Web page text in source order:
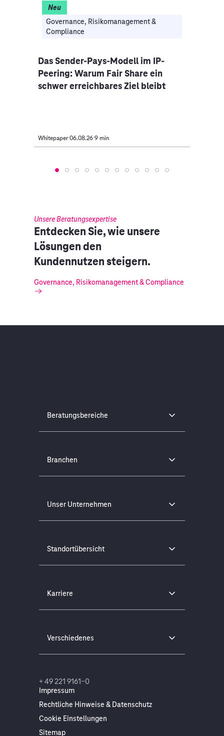
Governance, Risikomanagement &
Compliance
Neu
Das Sender-Pays-Modell im IP-
Peering: Warum Fair Share ein
schwer erreichbares Ziel bleibt
Whitepaper 06.08.26 9 min
Unsere Beratungsexpertise
Entdecken Sie, wie unsere
Lösungen den
Kundennutzen steigern.
Governance, Risikomanagement & Compliance
Beratungsbereiche
Branchen
Unser Unternehmen
Standortübersicht
Karriere
Verschiedenes
Impressum
Rechtliche Hinweise & Datenschutz
Cookie Einstellungen
Sitemap
+ 49 221 9161-0